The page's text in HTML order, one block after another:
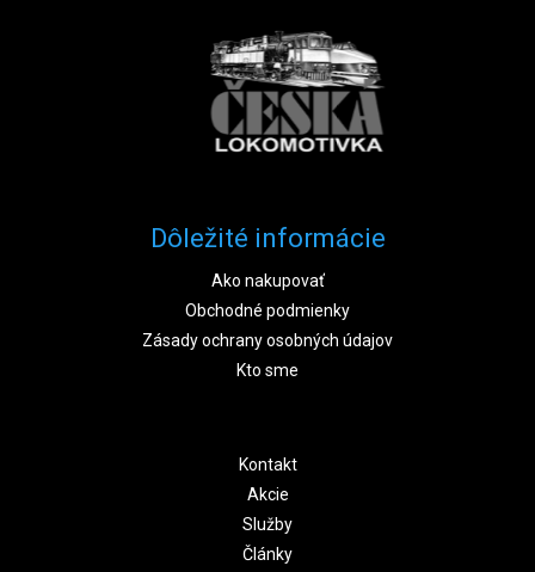
Dôležité informácie
Ako nakupovať
Obchodné podmienky
Zásady ochrany osobných údajov
Kto sme
Kontakt
Akcie
Služby
Články